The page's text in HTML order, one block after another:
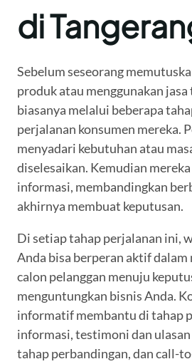
di
Sebelum seseorang
produk atau menggunakan
biasanya melalui beberapa
perjalanan konsumen mereka.
menyadari kebutuhan atau
diselesaikan. Kemudian
informasi, membandingkan
akhirnya membuat keputusan.
Di setiap tahap perjalanan ini,
Anda bisa berperan aktif
calon pelanggan menuju
menguntungkan bisnis Anda.
informatif membantu di tahap
informasi, testimoni dan
tahap perbandingan, dan call-